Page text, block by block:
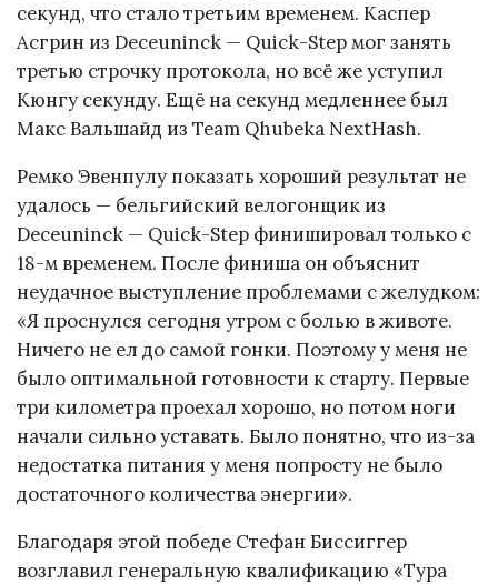
секунд, что стало третьим временем. Каспер
Асгрин из Deceuninck — Quick-Step мог занять
третью строчку протокола, но всё же уступил
Кюнгу секунду. Ещё на секунд медленнее был
Макс Вальшайд из Team Qhubeka NextHash.
Ремко Эвенпулу показать хороший результат не
удалось — бельгийский велогонщик из
Deceuninck — Quick-Step финишировал только с
18-м временем. После финиша он объяснит
неудачное выступление проблемами с желудком:
«Я проснулся сегодня утром с болью в животе.
Ничего не ел до самой гонки. Поэтому у меня не
было оптимальной готовности к старту. Первые
три километра проехал хорошо, но потом ноги
начали сильно уставать. Было понятно, что из-за
недостатка питания у меня попросту не было
достаточного количества энергии».
Благодаря этой победе Стефан Биссиггер
возглавил генеральную квалификацию «Тура